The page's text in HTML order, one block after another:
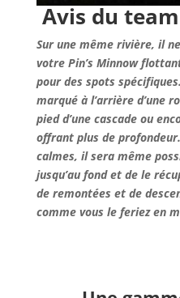
Avis du team
Sur une même rivière, il
votre Pin’s Minnow
pour des spots
marqué à l’arrière d’une
pied d’une cascade ou
offrant plus de
calmes, il sera même
jusqu’au fond et de le
de remontées et de
comme vous le feriez en